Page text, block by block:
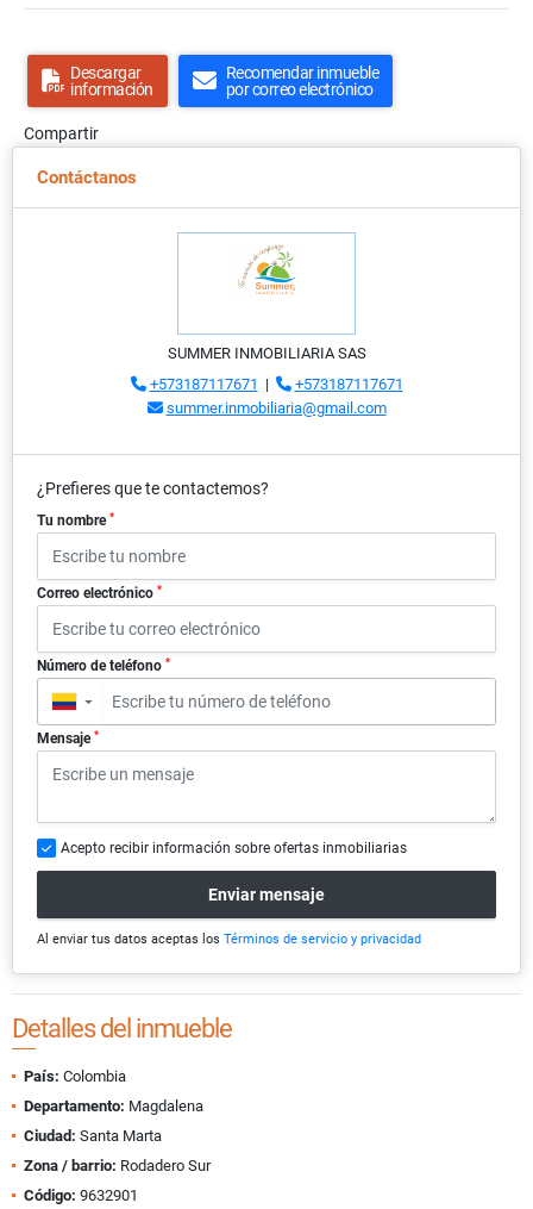
Descargar
información
Recomendar inmueble
por correo electrónico
Compartir
Contáctanos
SUMMER INMOBILIARIA SAS
+573187117671 |
+573187117671
summer.inmobiliaria@gmail.com
¿Prefieres que te contactemos?
Tu nombre *
Correo electrónico *
Número de teléfono *
▼
Mensaje *
Acepto recibir información sobre ofertas inmobiliarias
Enviar mensaje
Al enviar tus datos aceptas los Términos de servicio y privacidad
Detalles del inmueble
País: Colombia
Departamento: Magdalena
Ciudad: Santa Marta
Zona / barrio: Rodadero Sur
Código: 9632901